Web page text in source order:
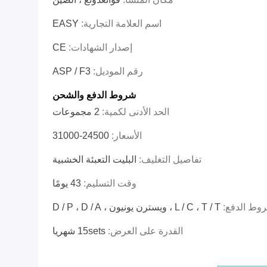
اسم العلامة التجارية: EASY
إصدار الشهادات: CE
رقم الموديل: ASP / F3
شروط الدفع والشحن
الحد الأدنى لكمية: 2 مجموعات
الأسعار: 24500-31000
تفاصيل التغليف: البليت التعبئة الخشبية
وقت التسليم: 43 يومًا
الدفع: L / C ، T / T ، ويسترن يونيون ، D / P ، D / A
القدرة على العرض: 15sets شهريا